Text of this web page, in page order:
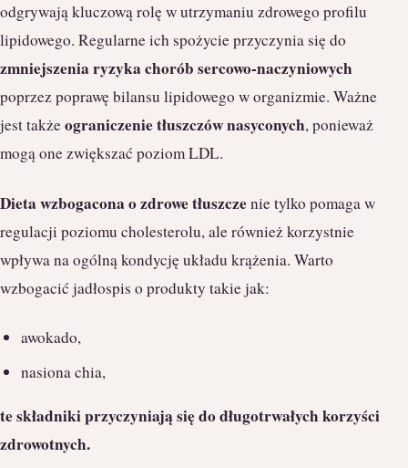
odgrywają kluczową rolę w utrzymaniu zdrowego profilu
lipidowego. Regularne ich spożycie przyczynia się do
zmniejszenia ryzyka chorób sercowo-naczyniowych
poprzez poprawę bilansu lipidowego w organizmie. Ważne
jest takżeograniczenie tłuszczów nasyconych, ponieważ
mogą one zwiększać poziom LDL.
Dieta wzbogacona o zdrowe tłuszczenie tylko pomaga w
regulacji poziomu cholesterolu, ale również korzystnie
wpływa na ogólną kondycję układu krążenia. Warto
wzbogacić jadłospis o produkty takie jak:
awokado,
nasiona chia,
te składniki przyczyniają się do długotrwałych korzyści
zdrowotnych.